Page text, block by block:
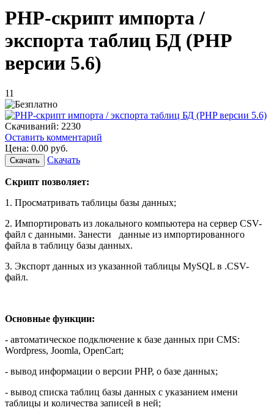
PHP-скрипт импорта /
экспорта таблиц БД (PHP
версии 5.6)
11
Скачиваний: 2230
Оставить комментарий
Цена: 0.00 руб.
Скачать
Скрипт позволяет:
1. Просматривать таблицы базы данных;
2. Импортировать из локального компьютера на сервер CSV-
файл с данными. Занести
данные из импортированного
файла в таблицу базы данных.
3. Экспорт данных из указанной таблицы MySQL в .CSV-
файл.
Основные функции:
- автоматическое подключение к базе данных при CMS:
Wordpress, Joomla, OpenCart;
- вывод информации о версии PHP, о базе данных;
- вывод списка таблиц базы данных с указанием имени
таблицы и количества записей в ней;